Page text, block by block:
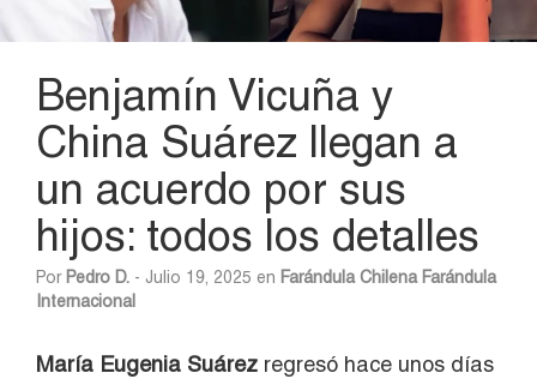
Benjamín Vicuña y
China Suárez llegan a
un acuerdo por sus
hijos: todos los detalles
Por Pedro D. - Julio 19, 2025 en Farándula Chilena Farándula
Internacional
María Eugenia Suárez regresó hace unos días